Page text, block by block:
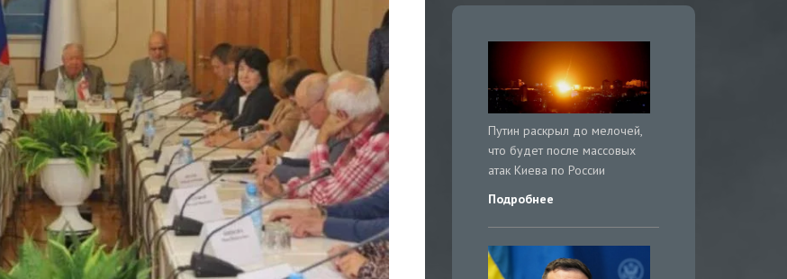
Путин раскрыл до мелочей,
что будет после массовых
атак Киева по России
Подробнее